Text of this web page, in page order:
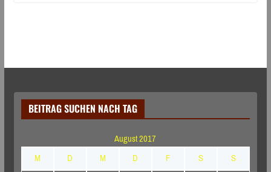
BEITRAG SUCHEN NACH TAG
August 2017
M
D M D F S
S